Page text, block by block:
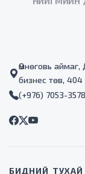
Өмнөговь
бизнес төв, 404
(+976) 7053-3578
БИДНИЙ ТУХАЙ